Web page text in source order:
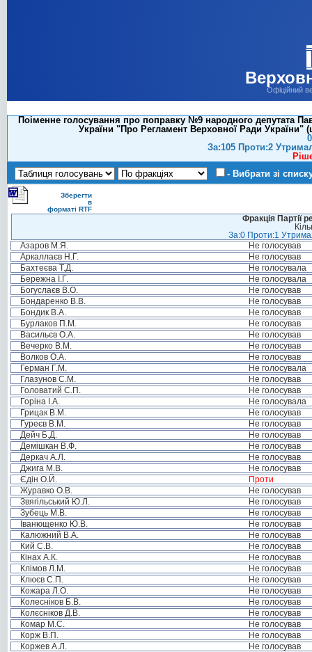
Офіційний
Поіменне голосування про поправку №9 народного депутата
України "Про Регламент Верховної Ради України"
За:105 Проти:2
- Вибрати зі
Зберегти
в
форматі RTF
Фракція Партії
За:0 Проти:1
Азаров М.Я.
Не голосував
Аркаллаєв Н.Г.
Не голосував
Бахтеєва Т.Д.
Не голосувала
Бережна І.Г.
Не голосувала
Богуслаєв В.О.
Не голосував
Бондаренко В.В.
Не голосував
Бондик В.А.
Не голосував
Бурлаков П.М.
Не голосував
Васильєв О.А.
Не голосував
Вечерко В.М.
Не голосував
Волков О.А.
Не голосував
Герман Г.М.
Не голосувала
Глазунов С.М.
Не голосував
Головатий С.П.
Не голосував
Горіна І.А.
Не голосувала
Грицак В.М.
Не голосував
Гуреєв В.М.
Не голосував
Дейч Б.Д.
Не голосував
Демішкан В.Ф.
Не голосував
Деркач А.Л.
Не голосував
Джига М.В.
Не голосував
Єдін О.Й.
Проти
Журавко О.В.
Не голосував
Звягільський Ю.Л.
Не голосував
Зубець М.В.
Не голосував
Іванющенко Ю.В.
Не голосував
Калюжний В.А.
Не голосував
Кий С.В.
Не голосував
Кінах А.К.
Не голосував
Клімов Л.М.
Не голосував
Клюєв С.П.
Не голосував
Кожара Л.О.
Не голосував
Колесніков Б.В.
Не голосував
Колєсніков Д.В.
Не голосував
Комар М.С.
Не голосував
Корж В.П.
Не голосував
Коржев А.Л.
Не голосував